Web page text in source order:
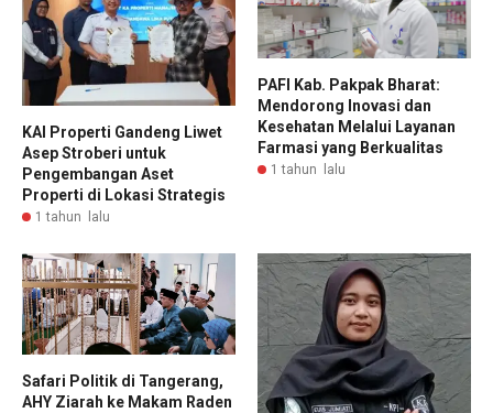
KAI Properti Gandeng Liwet
Asep Stroberi untuk
Pengembangan Aset
Properti di Lokasi Strategis
1 tahun lalu
PAFI Kab. Pakpak Bharat:
Mendorong Inovasi dan
Kesehatan Melalui Layanan
Farmasi yang Berkualitas
1 tahun lalu
Safari Politik di Tangerang,
AHY Ziarah ke Makam Raden